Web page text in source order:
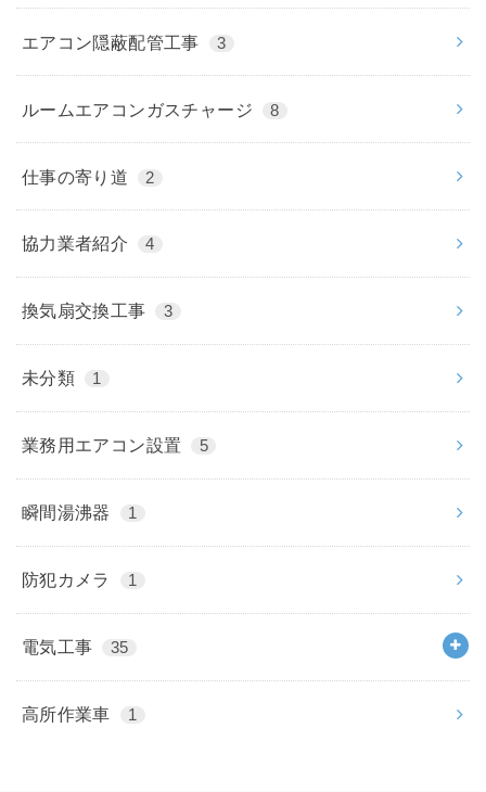
エアコン隠蔽配管工事 3
ルームエアコンガスチャージ 8
仕事の寄り道 2
協力業者紹介 4
換気扇交換工事 3
未分類 1
業務用エアコン設置 5
瞬間湯沸器 1
防犯カメラ 1
電気工事 35
高所作業車 1